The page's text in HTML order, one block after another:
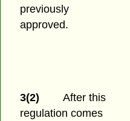
previously
approved.
3(2)
After this
regulation comes